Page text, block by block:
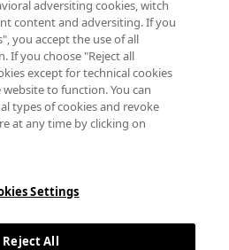
un interés
el arte digital de
DUPERIER rayos cósmicos
Imagen
adversiting cookies, witch
content and adversiting. If you
you accept the use of all
If you choose "Reject all
except for technical cookies
to function. You can
types of cookies and revoke
at any time by clicking on
Settings
Reject All